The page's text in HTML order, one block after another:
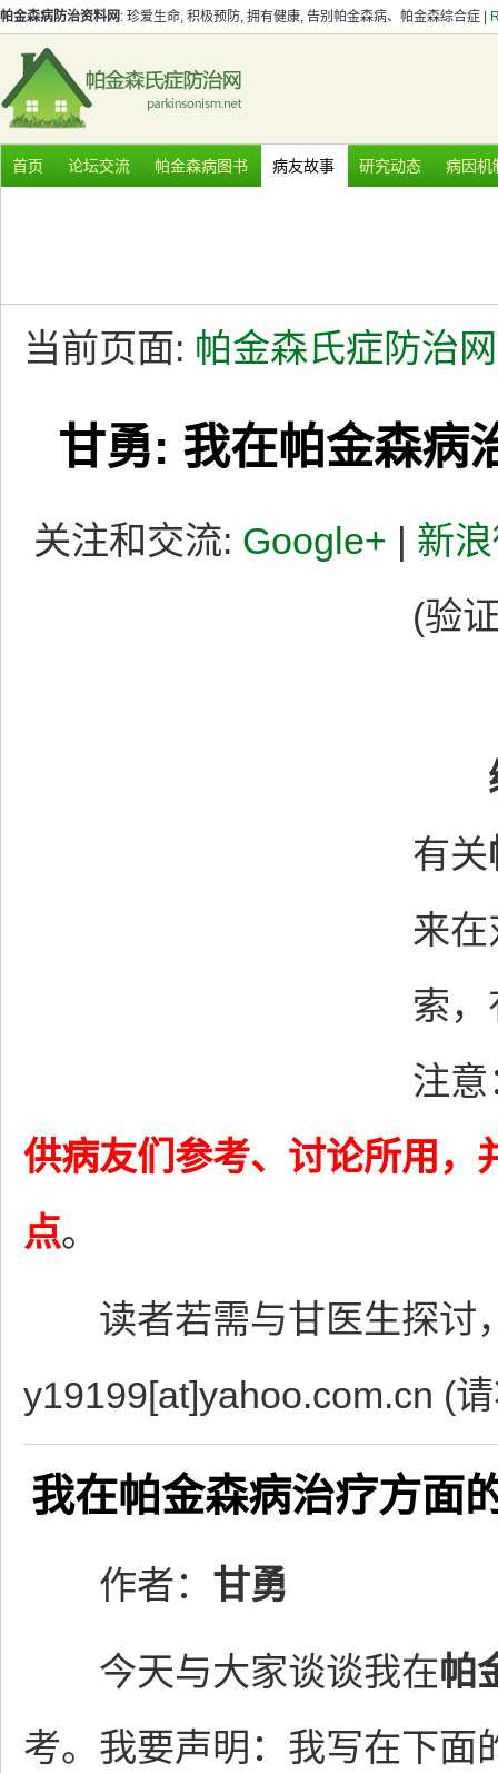
帕金森病防治资料网 : 珍爱生命, 积极预防, 拥有健康, 告别帕金森病、帕金森综合症 |
首页 论坛交流 帕金森病图书 病友故事 研究动态 病因机
当前页面: 帕金森氏症防治
甘勇: 我在帕金森病
关注和交流: Google+ | 新
(验
有关
来
索
注意
供病友们参考、讨论所用，
点。
读者若需与甘医生探讨
y19199[at]yahoo.com.cn (
我在帕金森病治疗方面
作者： 甘勇
今天与大家谈谈我在帕
考。我要声明：我写在下面